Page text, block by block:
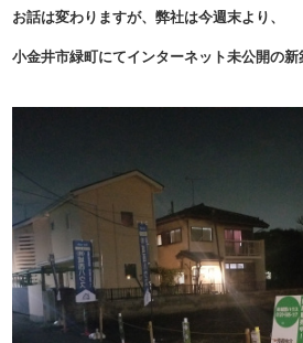
お話は変わりますが、弊社は今週末より、
小金井市緑町にてインターネット未公開の